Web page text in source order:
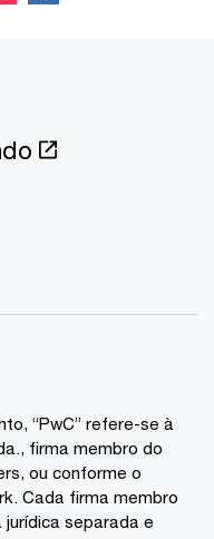
“PwC” refere-se à
firma membro do
ou conforme o
Cada firma membro
separada e